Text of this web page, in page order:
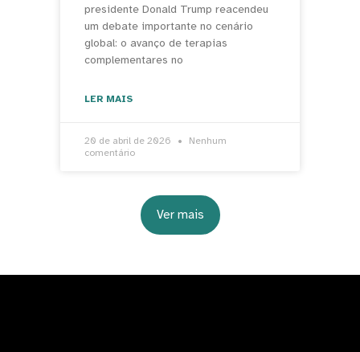
presidente Donald Trump reacendeu
um debate importante no cenário
global: o avanço de terapias
complementares no
LER MAIS
20 de abril de 2026
Nenhum
comentário
Ver mais